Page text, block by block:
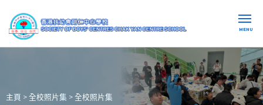
MENU
主頁 > 全校照片集 > 全校照片集